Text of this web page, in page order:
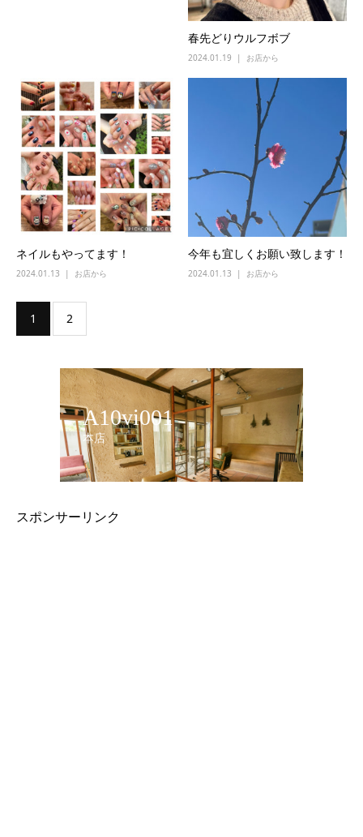
春先どりウルフボブ
2024.01.19 お店から
ネイルもやってます！
2024.01.13 お店から
今年も宜しくお願い致します！
2024.01.13 お店から
1 2
A10vi001
本店
スポンサーリンク